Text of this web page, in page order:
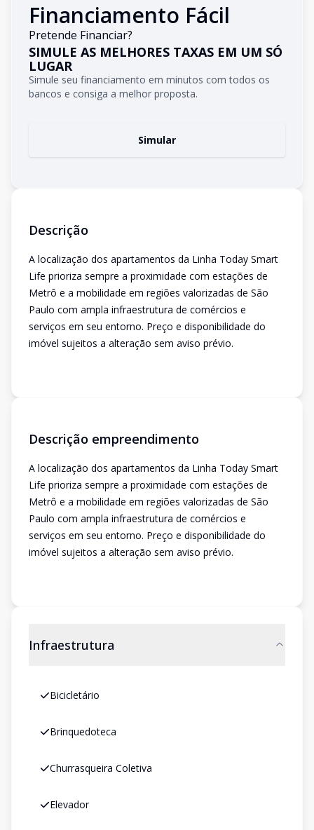
Financiamento Fácil
Pretende Financiar?
SIMULE AS MELHORES TAXAS EM UM SÓ
LUGAR
Simule seu financiamento em minutos com todos os
bancos e consiga a melhor proposta.
Simular
Descrição
A localização dos apartamentos da Linha Today Smart
Life prioriza sempre a proximidade com estações de
Metrô e a mobilidade em regiões valorizadas de São
Paulo com ampla infraestrutura de comércios e
serviços em seu entorno. Preço e disponibilidade do
imóvel sujeitos a alteração sem aviso prévio.
Descrição empreendimento
A localização dos apartamentos da Linha Today Smart
Life prioriza sempre a proximidade com estações de
Metrô e a mobilidade em regiões valorizadas de São
Paulo com ampla infraestrutura de comércios e
serviços em seu entorno. Preço e disponibilidade do
imóvel sujeitos a alteração sem aviso prévio.
Infraestrutura
Bicicletário
Brinquedoteca
Churrasqueira Coletiva
Elevador